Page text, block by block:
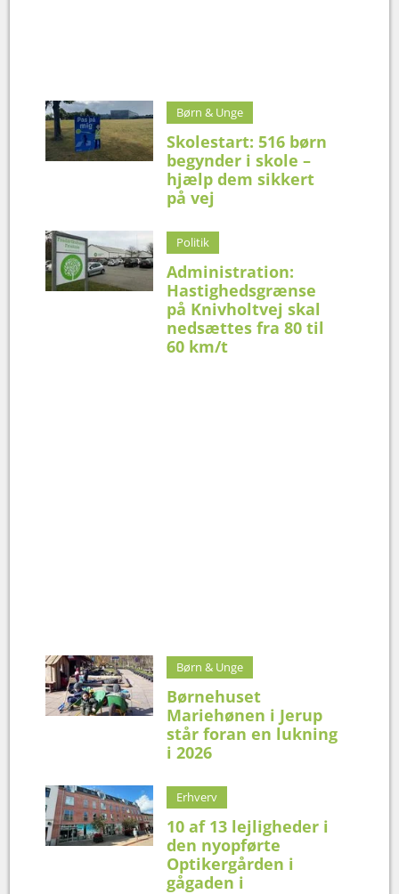
Børn & Unge
Skolestart: 516 børn
begynder i skole –
hjælp dem sikkert
på vej
Politik
Administration:
Hastighedsgrænse
på Knivholtvej skal
nedsættes fra 80 til
60 km/t
Børn & Unge
Børnehuset
Mariehønen i Jerup
står foran en lukning
i 2026
Erhverv
10 af 13 lejligheder i
den nyopførte
Optikergården i
gågaden i